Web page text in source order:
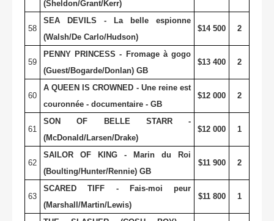
(Sheldon/Grant/Kerr)
58
SEA DEVILS - La belle espionne
(Walsh/De Carlo/Hudson)
$14 500 2
59
PENNY PRINCESS - Fromage à gogo
(Guest/Bogarde/Donlan) GB
$13 400 2
60
A QUEEN IS CROWNED - Une reine est
couronnée - documentaire - GB
$12 000 2
61
SON OF BELLE STARR -
(McDonald/Larsen/Drake)
$12 000 1
62
SAILOR OF KING - Marin du Roi
(Boulting/Hunter/Rennie) GB
$11 900 2
63
SCARED TIFF - Fais-moi peur
(Marshall/Martin/Lewis)
$11 800 1